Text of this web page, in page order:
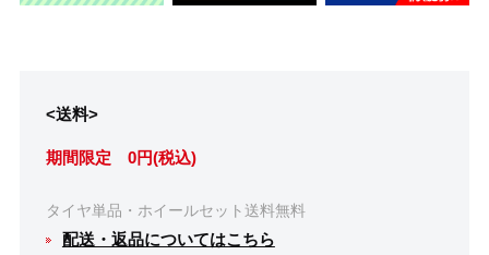
<送料>
期間限定 0円(税込)
タイヤ単品・ホイールセット送料無料
配送・返品についてはこちら